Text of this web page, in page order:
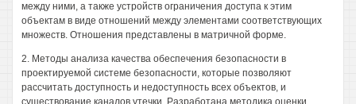
между ними, а также устройств ограничения доступа к этим
объектам в виде отношений между элементами соответствующих
множеств. Отношения представлены в матричной форме.
2. Методы анализа качества обеспечения безопасности в
проектируемой системе безопасности, которые позволяют
рассчитать доступность и недоступность всех объектов, и
существование каналов утечки. Разработана методика оценки